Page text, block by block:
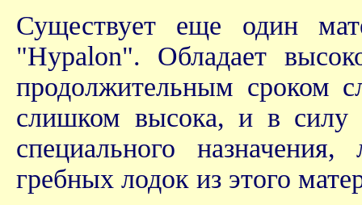
Существует еще один
"Hypalon". Обладает
продолжительным сроком
слишком высока, и в силу
специального
гребных лодок из этого